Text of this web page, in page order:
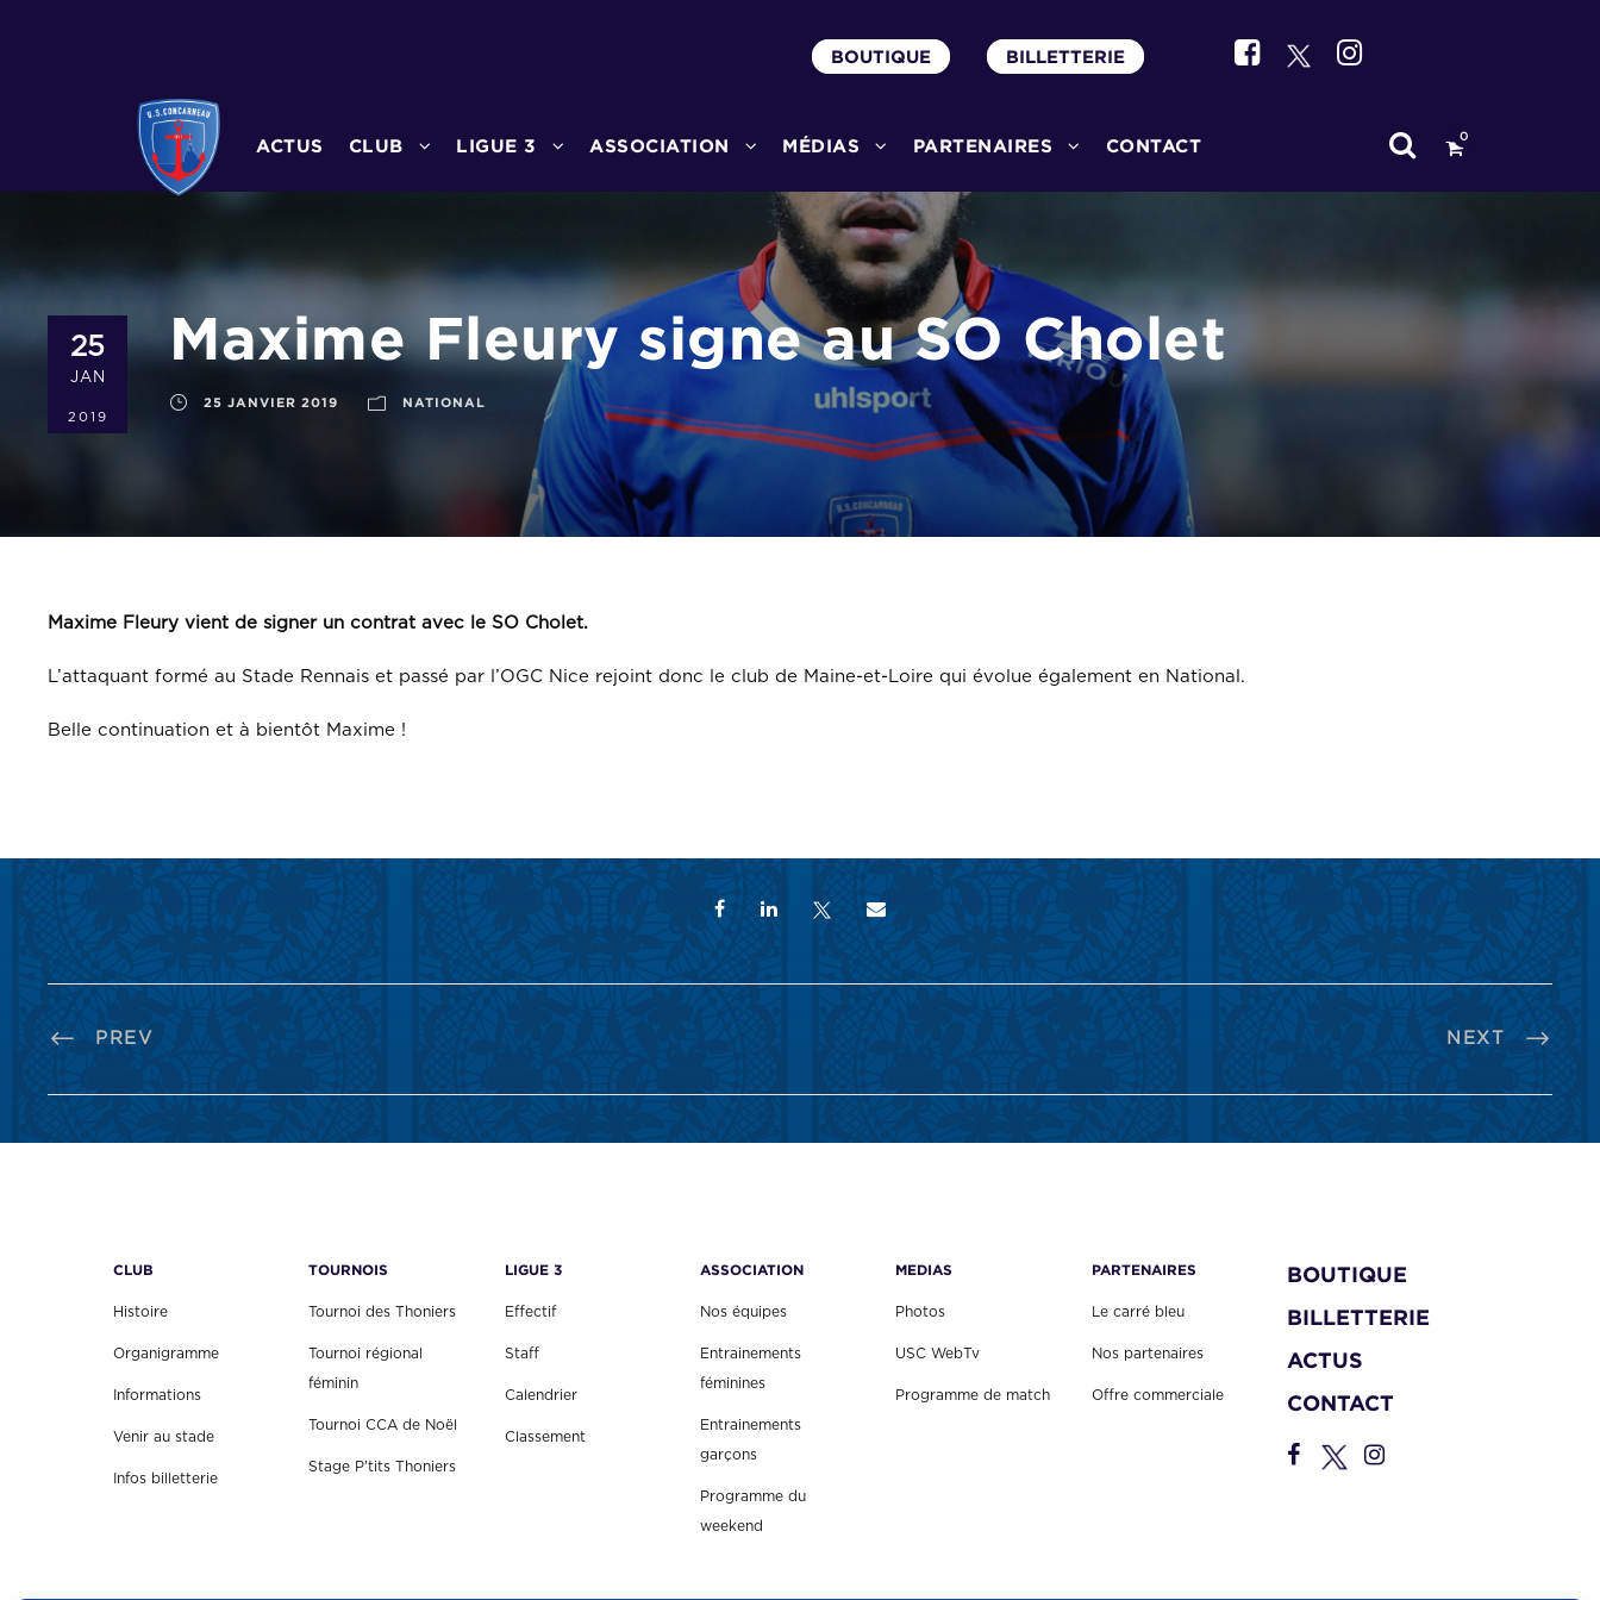
BOUTIQUE BILLETTERIE
ACTUS CLUB LIGUE 3 ASSOCIATION MÉDIAS PARTENAIRES CONTACT 0
25
JAN
2019
Maxime Fleury signe au SO Cholet
25 JANVIER 2019 NATIONAL
Maxime Fleury vient de signer un contrat avec le SO Cholet.
L’attaquant formé au Stade Rennais et passé par l’OGC Nice rejoint donc le club de Maine-et-Loire qui évolue également en National.
Belle continuation et à bientôt Maxime !
PREV NEXT
CLUB
Histoire
Organigramme
Informations
Venir au stade
Infos billetterie
TOURNOIS
Tournoi des Thoniers
Tournoi régional
féminin
Tournoi CCA de Noël
Stage P'tits Thoniers
LIGUE 3
Effectif
Staff
Calendrier
Classement
ASSOCIATION
Nos équipes
Entrainements
féminines
Entrainements
garçons
Programme du
weekend
MEDIAS
Photos
USC WebTv
Programme de match
PARTENAIRES
Le carré bleu
Nos partenaires
Offre commerciale
BOUTIQUE
BILLETTERIE
ACTUS
CONTACT